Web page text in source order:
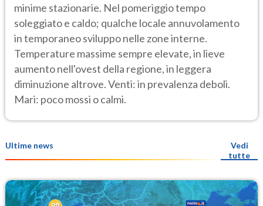
minime stazionarie. Nel pomeriggio tempo
soleggiato e caldo; qualche locale annuvolamento
in temporaneo sviluppo nelle zone interne.
Temperature massime sempre elevate, in lieve
aumento nell'ovest della regione, in leggera
diminuzione altrove. Venti: in prevalenza deboli.
Mari: poco mossi o calmi.
Ultime news
Vedi
tutte